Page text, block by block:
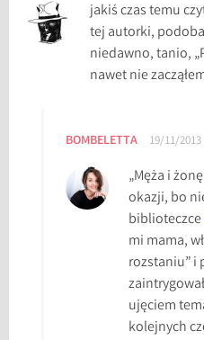
a
l
e
v
y
o
s
jakiś czas temu
tej autorki,
niedawno, tanio,
nawet nie
BOMBELETTA 19/11/
„Męża i
okazji, bo
biblioteczce
mi mama,
rozstaniu” i
ujęciem
kolejnych